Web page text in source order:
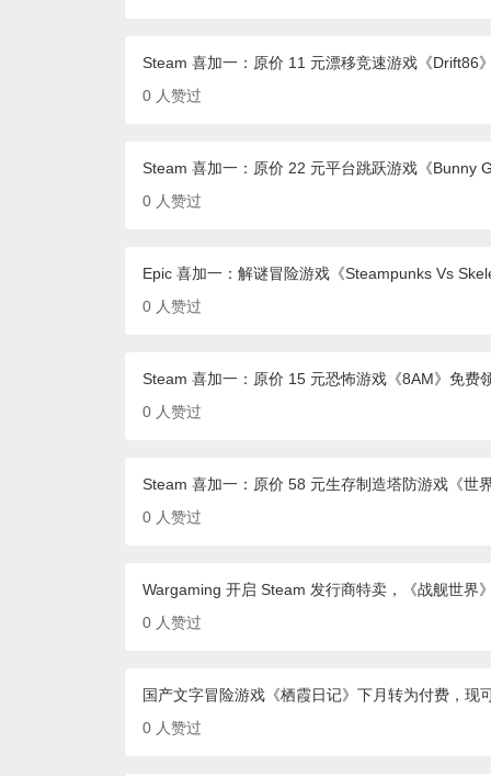
Steam 喜加一：原价 11 元漂移竞速游戏《Drift86
0 人赞过
Steam 喜加一：原价 22 元平台跳跃游戏《Bunny
0 人赞过
Epic 喜加一：解谜冒险游戏《Steampunks Vs
0 人赞过
Steam 喜加一：原价 15 元恐怖游戏《8AM》免费
0 人赞过
Steam 喜加一：原价 58 元生存制造塔防游戏《世
0 人赞过
Wargaming 开启 Steam 发行商特卖，《战舰世界
0 人赞过
国产文字冒险游戏《栖霞日记》下月转为付费，现
0 人赞过